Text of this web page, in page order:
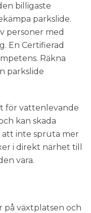
billigaste
parkslide.
personer med
En Certifierad
Räkna
parkslide
för vattenlevande
kan skada
inte spruta mer
i direkt närhet till
vara.
på växtplatsen och